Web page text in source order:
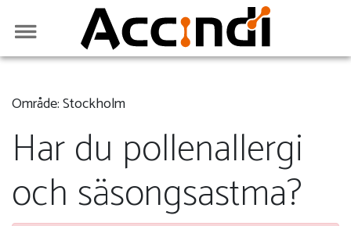
Område: Stockholm
Har du pollenallergi
och säsongsastma?